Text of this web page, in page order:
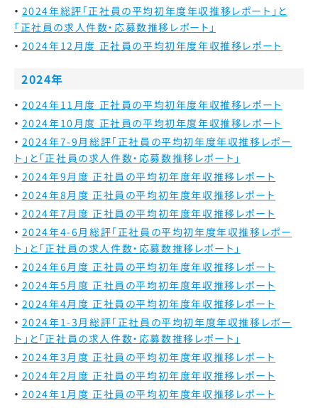
2024年総評 「正社員の平均初年度年収推移レポート」と
「正社員の求人件数・応募数推移レポート」
2024年12月度 正社員の平均初年度年収推移レポート
2024年
2024年11月度 正社員の平均初年度年収推移レポート
2024年10月度 正社員の平均初年度年収推移レポート
2024年7-9月総評「正社員の平均初年度年収推移レポー
ト」と「正社員の求人件数・応募数推移レポート」
2024年9月度 正社員の平均初年度年収推移レポート
2024年8月度 正社員の平均初年度年収推移レポート
2024年7月度 正社員の平均初年度年収推移レポート
2024年4-6月総評「正社員の平均初年度年収推移レポー
ト」と「正社員の求人件数・応募数推移レポート」
2024年6月度 正社員の平均初年度年収推移レポート
2024年5月度 正社員の平均初年度年収推移レポート
2024年4月度 正社員の平均初年度年収推移レポート
2024年1-3月総評「正社員の平均初年度年収推移レポー
ト」と「正社員の求人件数・応募数推移レポート」
2024年3月度 正社員の平均初年度年収推移レポート
2024年2月度 正社員の平均初年度年収推移レポート
2024年1月度 正社員の平均初年度年収推移レポート